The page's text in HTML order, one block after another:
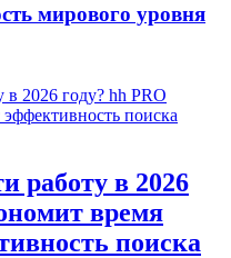
мирового уровня
работу в 2026
время
поиска